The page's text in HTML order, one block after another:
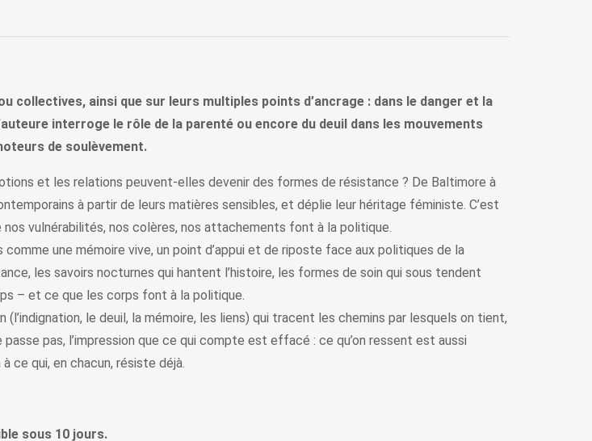
collectives, ainsi que sur leurs multiples points d’ancrage : dans le danger et la
interroge le rôle de la parenté ou encore du deuil dans les mouvements
de soulèvement.
et les relations peuvent-elles devenir des formes de résistance ? De Baltimore à
à partir de leurs matières sensibles, et déplie leur héritage féministe. C’est
vulnérabilités, nos colères, nos attachements font à la politique.
une mémoire vive, un point d’appui et de riposte face aux politiques de la
les savoirs nocturnes qui hantent l’histoire, les formes de soin qui sous tendent
– et ce que les corps font à la politique.
le deuil, la mémoire, les liens) qui tracent les chemins par lesquels on tient,
pas, l’impression que ce qui compte est effacé : ce qu’on ressent est aussi
qui, en chacun, résiste déjà.
sous 10 jours.